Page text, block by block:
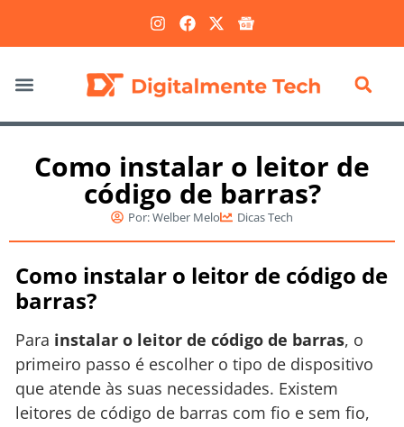
Como instalar o leitor de
código de barras?
Por:Welber Melo Dicas Tech
Como instalar o leitor de código de
barras?
Para instalar o leitor de código de barras, o
primeiro passo é escolher o tipo de dispositivo
que atende às suas necessidades. Existem
leitores de código de barras com fio e sem fio,